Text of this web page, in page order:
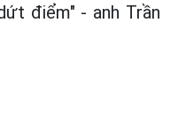
điểm" - anh Trần